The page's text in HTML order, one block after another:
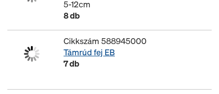
5-12cm
8 db
Cikkszám 588945000
Támrúd fej EB
7 db